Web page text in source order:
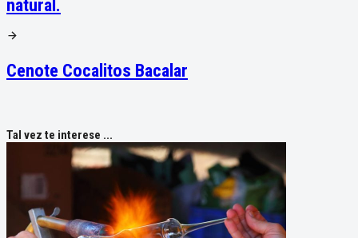
natural.
Cenote Cocalitos Bacalar
Tal vez te interese ...